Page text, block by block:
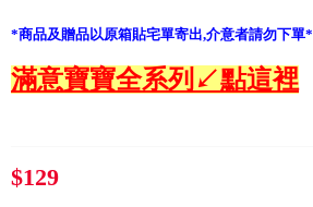
合作提案
購物流程
*商品及贈品以原箱貼宅單寄出,介意者請勿下單*
滿意寶寶全系列↙點這裡
$129